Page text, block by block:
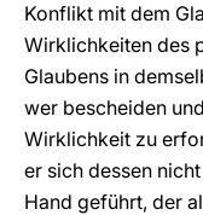
Konflikt mit dem
Wirklichkeiten des
Glaubens in
wer bescheiden
Wirklichkeit zu
er sich dessen
Hand geführt, der